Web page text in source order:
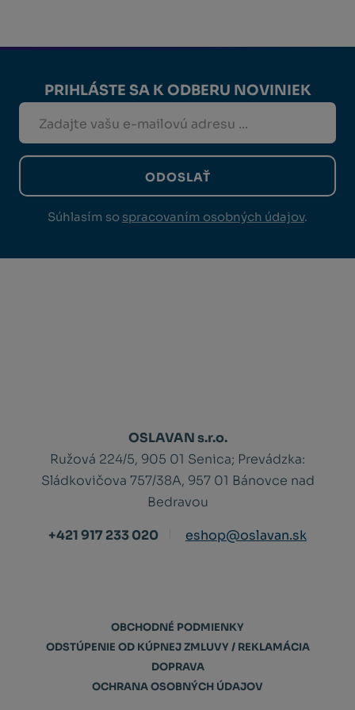
PRIHLÁSTE SA K ODBERU NOVINIEK
ODOSLAŤ
Súhlasím so spracovaním osobných údajov.
OSLAVAN s.r.o.
Ružová 224/5, 905 01 Senica; Prevádzka:
Sládkovičova 757/38A, 957 01 Bánovce nad
Bedravou
+421 917 233 020
eshop@oslavan.sk
OBCHODNÉ PODMIENKY
ODSTÚPENIE OD KÚPNEJ ZMLUVY / REKLAMÁCIA
DOPRAVA
OCHRANA OSOBNÝCH ÚDAJOV